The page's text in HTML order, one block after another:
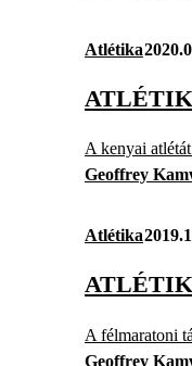
Atlétika
A kenyai
Geoffrey
Atlétika
A félmaratoni
Geoffrey